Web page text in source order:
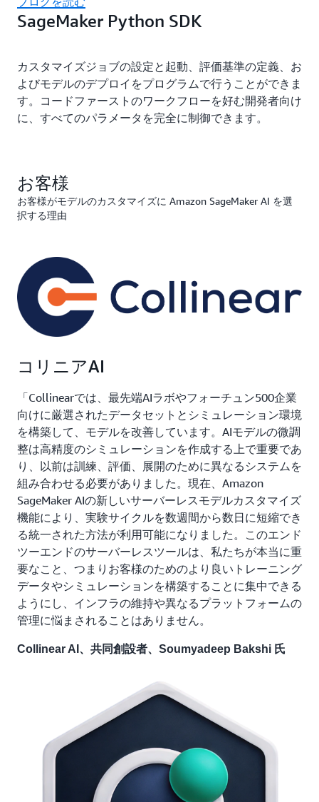
SageMaker Python SDK
カスタマイズジョブの設定と起動、評価基準の定義、お
よびモデルのデプロイをプログラムで行うことができま
す。コードファーストのワークフローを好む開発者向け
に、すべてのパラメータを完全に制御できます。
お客様
お客様がモデルのカスタマイズに Amazon SageMaker AI を選
択する理由
コリニアAI
「Collinearでは、最先端AIラボやフォーチュン500企業
向けに厳選されたデータセットとシミュレーション環境
を構築して、モデルを改善しています。AIモデルの微調
整は高精度のシミュレーションを作成する上で重要であ
り、以前は訓練、評価、展開のために異なるシステムを
組み合わせる必要がありました。現在、Amazon
SageMaker AIの新しいサーバーレスモデルカスタマイズ
機能により、実験サイクルを数週間から数日に短縮でき
る統一された方法が利用可能になりました。このエンド
ツーエンドのサーバーレスツールは、私たちが本当に重
要なこと、つまりお客様のためのより良いトレーニング
データやシミュレーションを構築することに集中できる
ようにし、インフラの維持や異なるプラットフォームの
管理に悩まされることはありません。
Collinear AI、共同創設者、Soumyadeep Bakshi 氏